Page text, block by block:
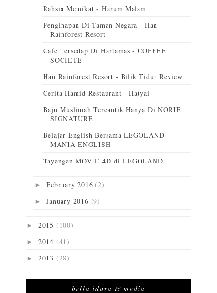
Rahsia Memikat - Harum Malam
Penginapan Di Taman Negara - Han
Rainforest Resort
Cafe Tersedap Di Hartamas - COFFEE
SOCIETE
Han Rainforest Resort - Bilik Tidur Review
Cerita Hamid Restaurant - Hatyai
Baju Muslimah Tercantik Hanya Di NORIE
SIGNATURE
Belajar English Bersama LEGOLAND -
MANIA ENGLISH
Tayangan MOVIE 4D di LEGOLAND
► February 2016(2)
► January 2016 (9)
► 2015 (100)
► 2014 (41)
► 2013 (28)
bella idura & media